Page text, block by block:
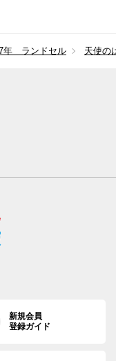
年 ランドセル 天使の
新規会員
登録ガイド